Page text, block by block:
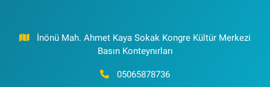
İnönü Mah. Ahmet Kaya Sokak Kongre Kültür Merkezi
Basın Konteynırları
05065878736